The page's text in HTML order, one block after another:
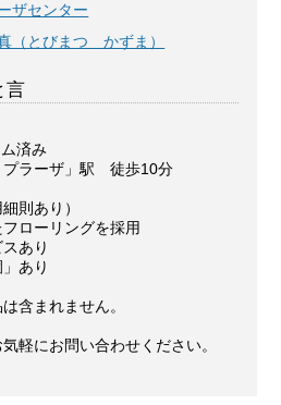
ザセンター
（とびまつ かずま）
言
済み
プラーザ」駅 徒歩10分
則あり）
ローリングを採用
あり
あり
含まれません。
軽にお問い合わせください。